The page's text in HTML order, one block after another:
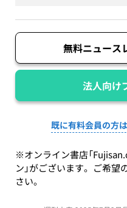
無料ニュース
法人向け
既に有料会員の方
※オンライン書店「
ン」がございます。ご希望
さい。